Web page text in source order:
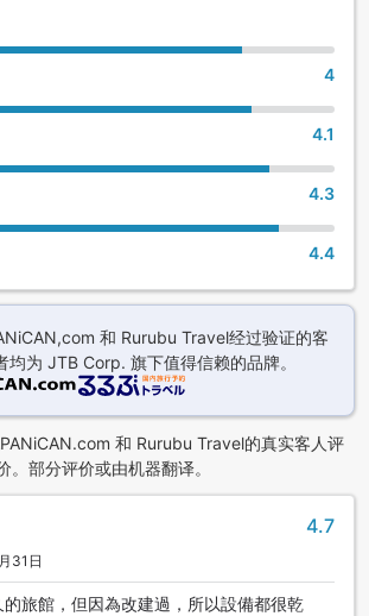
4
4.1
4.3
4.4
和 Rurubu Travel经过验证的客
均为 JTB Corp. 旗下值得信赖的品牌。
和 Rurubu Travel的真实客人评
。部分评价或由机器翻译。
4.7
31日
旅館，但因為改建過，所以設備都很乾